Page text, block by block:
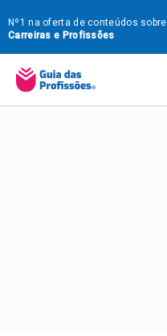
para
o
conteúdo
Nº1 na oferta de conteúdos sobre
Carreiras e Profissões